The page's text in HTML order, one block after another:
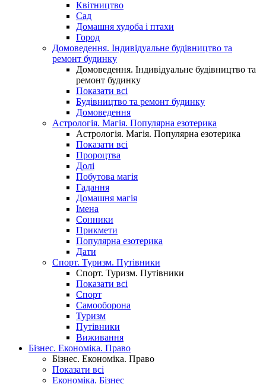
Квітництво
Сад
Домашня худоба і птахи
Город
Домоведення. Індивідуальне будівництво та
ремонт будинку
Домоведення. Індивідуальне будівництво та
ремонт будинку
Показати всі
Будівництво та ремонт будинку
Домоведення
Астрологія. Магія. Популярна езотерика
Астрологія. Магія. Популярна езотерика
Показати всі
Пророцтва
Долі
Побутова магія
Гадання
Домашня магія
Імена
Сонники
Прикмети
Популярна езотерика
Дати
Спорт. Туризм. Путівники
Спорт. Туризм. Путівники
Показати всі
Спорт
Самооборона
Туризм
Путівники
Виживання
Бізнес. Економіка. Право
Бізнес. Економіка. Право
Показати всі
Економіка. Бізнес